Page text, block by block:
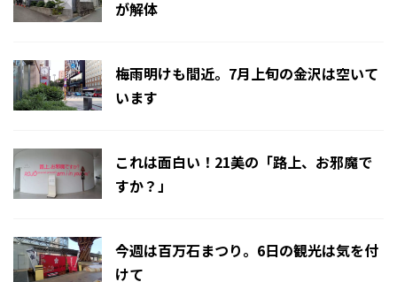
が解体
梅雨明けも間近。7月上旬の金沢は空いて
います
これは面白い！21美の「路上、お邪魔で
すか？」
今週は百万石まつり。6日の観光は気を付
けて